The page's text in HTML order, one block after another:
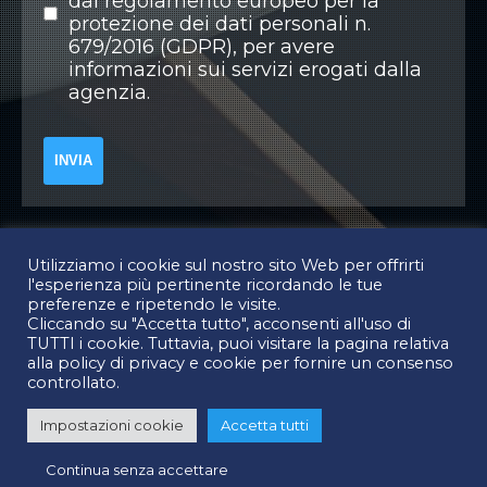
protezione dei dati personali n.
679/2016 (GDPR), per avere
informazioni sui servizi erogati dalla
agenzia.
COPYRIGHT © 2019 REALE CASA GROUP
TUTTI I DIRITTI RISERVATI
I DIRITTI DELLE FOTO APPARTENGONO AI LEGITTIMI PROPRIETARI
POWERED BY MAGO DESIGN
Utilizziamo i cookie sul nostro sito Web per offrirti
l'esperienza più pertinente ricordando le tue
preferenze e ripetendo le visite.
Cliccando su "Accetta tutto", acconsenti all'uso di
TUTTI i cookie. Tuttavia, puoi visitare la pagina relativa
alla policy di privacy e cookie per fornire un consenso
controllato.
Impostazioni cookie Accetta tutti
Continua senza accettare